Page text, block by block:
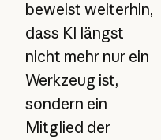
beweist weiterhin,
dass KI längst
nicht mehr nur ein
Werkzeug ist,
sondern ein
Mitglied der